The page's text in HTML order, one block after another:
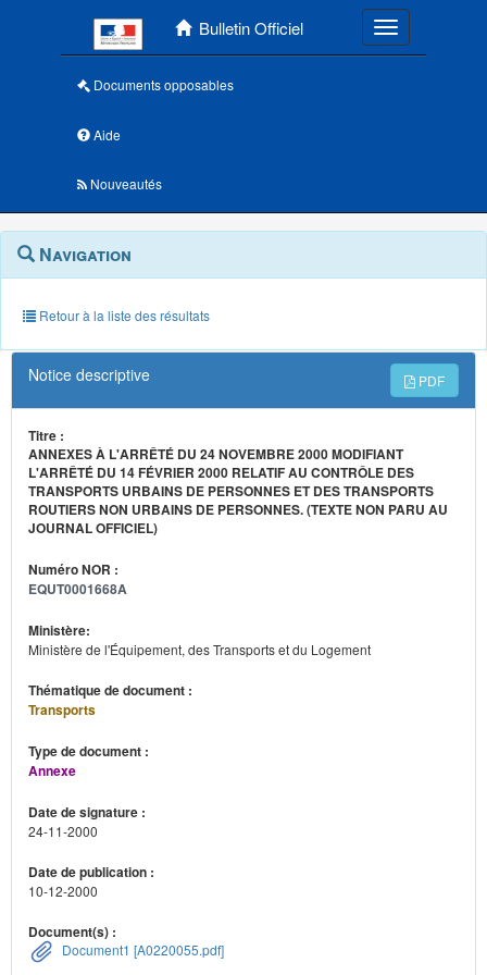
Bulletin Officiel Toggle
Documents opposables
Aide
Nouveautés
Navigation
outils
annexes
Menu
contextuel
Navigation
Retour à la liste des résultats
Notice descriptive PDF
Titre :
ANNEXES À L'ARRÊTÉ DU 24 NOVEMBRE 2000 MODIFIANT
L'ARRÊTÉ DU 14 FÉVRIER 2000 RELATIF AU CONTRÔLE DES
TRANSPORTS URBAINS DE PERSONNES ET DES TRANSPORTS
ROUTIERS NON URBAINS DE PERSONNES. (TEXTE NON PARU AU
JOURNAL OFFICIEL)
Numéro NOR :
EQUT0001668A
Ministère:
Ministère de l'Équipement, des Transports et du Logement
Thématique de document :
Transports
Type de document :
Annexe
Date de signature :
24-11-2000
Date de publication :
10-12-2000
Document(s) :
Document1 [A0220055.pdf]